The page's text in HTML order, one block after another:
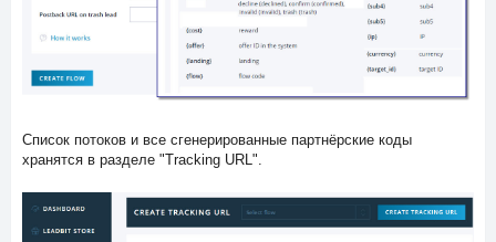
Список потоков и все сгенерированные партнёрские коды
хранятся в разделе "Tracking URL".